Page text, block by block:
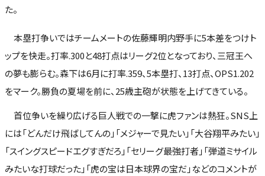
た。
本塁打争いではチームメートの佐藤輝明内野手に5本差をつけト
ップを快走。打率.300と48打点はリーグ2位となっており、三冠王へ
の夢も膨らむ。森下は6月に打率.359、5本塁打、13打点、OPS1.202
をマーク。勝負の夏場を前に、25歳主砲が状態を上げてきている。
首位争いを繰り広げる巨人戦での一撃に虎ファンは熱狂。SNS上
には「どんだけ飛ばしてんの」「メジャーで見たい」「大谷翔平みたい」
「スイングスピードエグすぎだろ」「セリーグ最強打者」「弾道ミサイル
みたいな打球だった」「虎の宝は日本球界の宝だ」などのコメントが